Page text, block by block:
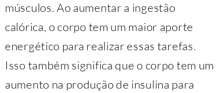
músculos. Ao aumentar a ingestão
calórica, o corpo tem um maior aporte
energético para realizar essas tarefas.
Isso também significa que o corpo tem um
aumento na produção de insulina para